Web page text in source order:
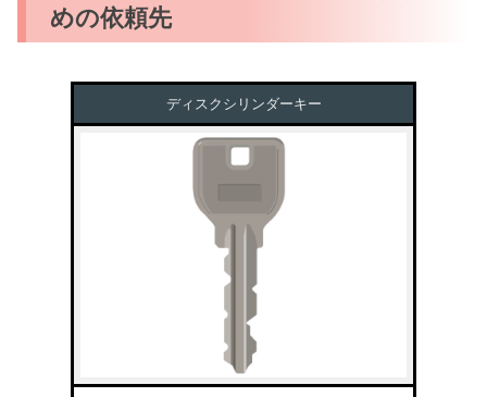
めの依頼先
ディスクシリンダーキー